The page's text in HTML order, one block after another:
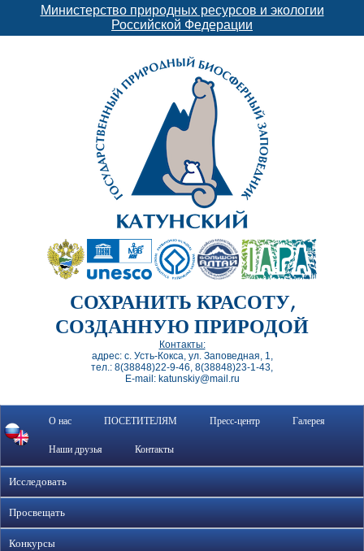
Министерство природных ресурсов и экологии
Российской Федерации
СОХРАНИТЬ КРАСОТУ,
СОЗДАННУЮ ПРИРОДОЙ
Контакты:
адрес: с. Усть-Кокса, ул. Заповедная, 1,
тел.: 8(38848)22-9-46, 8(38848)23-1-43,
E-mail: katunskiy@mail.ru
О нас ПОСЕТИТЕЛЯМ Пресс-центр Галерея
Наши друзья Контакты
Исследовать
Просвещать
Конкурсы